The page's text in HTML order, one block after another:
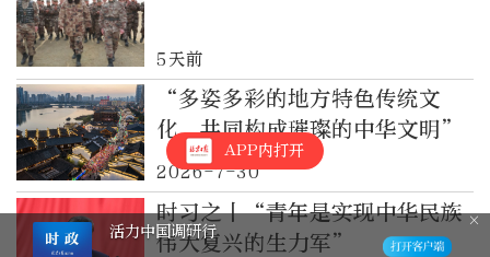
5天前
“多姿多彩的地方特色传统文
化，共同构成璀璨的中华文明”
2026-7-30
时习之丨“青年是实现中华民族
伟大复兴的生力军”
APP内打开
活力中国调研行